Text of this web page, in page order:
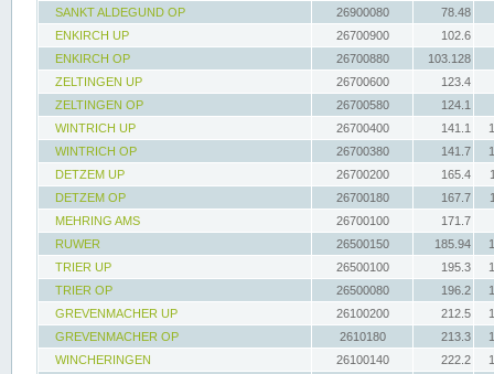
SANKT ALDEGUND OP
26900080
78.48
ENKIRCH UP
26700900
102.6
ENKIRCH OP
26700880
103.128
ZELTINGEN UP
26700600
123.4
ZELTINGEN OP
26700580
124.1
WINTRICH UP
26700400 141.1
WINTRICH OP
26700380 141.7
DETZEM UP
26700200 165.4
DETZEM OP
26700180 167.7
MEHRING AMS
26700100
171.7
RUWER
26500150 185.94
TRIER UP
26500100 195.3
TRIER OP
26500080 196.2
GREVENMACHER UP
26100200 212.5
GREVENMACHER OP
2610180 213.3
WINCHERINGEN
26100140 222.2